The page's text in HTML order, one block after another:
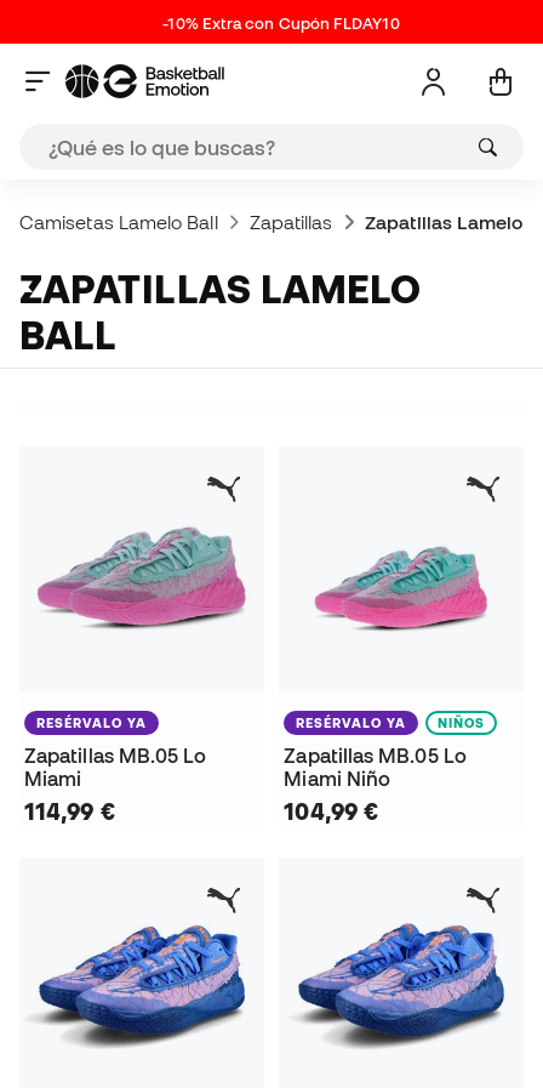
-10% Extra con Cupón FLDAY10
Camisetas Lamelo Ball Zapatillas Zapatillas Lamelo
ZAPATILLAS LAMELO
BALL
RESÉRVALO YA
Zapatillas MB.05 Lo
Miami
114,99 €
RESÉRVALO YA NIÑOS
Zapatillas MB.05 Lo
Miami Niño
104,99 €